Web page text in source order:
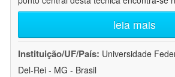
leia mais
Instituição/UF/País: Universidade
Del-Rei - MG - Brasil